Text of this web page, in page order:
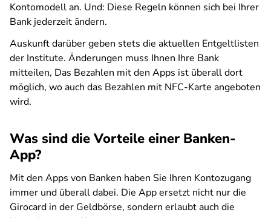
Kontomodell an. Und: Diese Regeln können sich bei Ihrer
Bank jederzeit ändern.
Auskunft darüber geben stets die aktuellen Entgeltlisten
der Institute. Änderungen muss Ihnen Ihre Bank
mitteilen, Das Bezahlen mit den Apps ist überall dort
möglich, wo auch das Bezahlen mit NFC-Karte angeboten
wird.
Was sind die Vorteile einer Banken-
App?
Mit den Apps von Banken haben Sie Ihren Kontozugang
immer und überall dabei. Die App ersetzt nicht nur die
Girocard in der Geldbörse, sondern erlaubt auch die